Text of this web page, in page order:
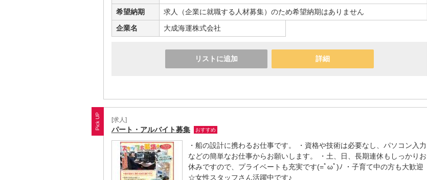
希望納期
求人（企業に就職する人材募集）のため希望納期はありません
企業名
大成海運株式会社
リストに追加 詳細
[求人]
パート・アルバイト募集 おすすめ
・船の設計に携わるお仕事です。 ・資格や技術は必要なし、パソコン入力
などの簡単なお仕事からお願いします。 ・土、日、長期連休もしっかりお
休みですので、プライベートも充実です(=ﾟωﾟ)ﾉ ・子育て中の方も大歓迎
☆女性スタッフさん活躍中です♪